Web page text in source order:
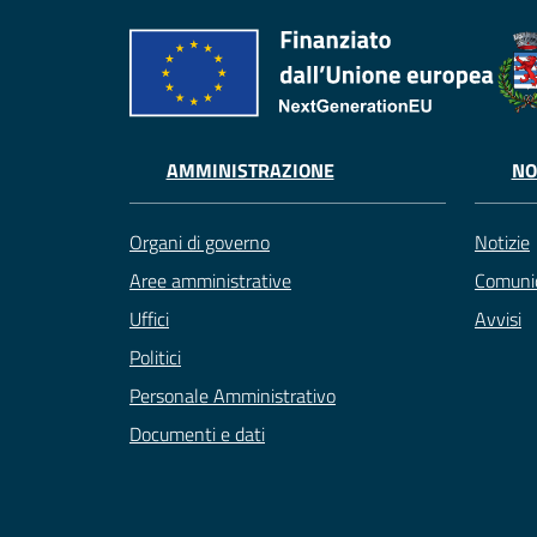
AMMINISTRAZIONE
Organi di governo
Aree amministrative
Uffici
Politici
Personale Amministrativo
Documenti e dati
Notizie
Avvisi